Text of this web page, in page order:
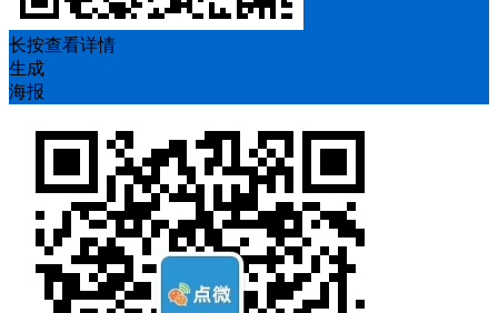
长按查看详情
生成
海报